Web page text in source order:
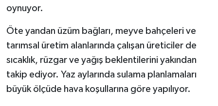
oynuyor.
Öte yandan üzüm bağları, meyve bahçeleri ve
tarımsal üretim alanlarında çalışan üreticiler de
sıcaklık, rüzgar ve yağış beklentilerini yakından
takip ediyor. Yaz aylarında sulama planlamaları
büyük ölçüde hava koşullarına göre yapılıyor.